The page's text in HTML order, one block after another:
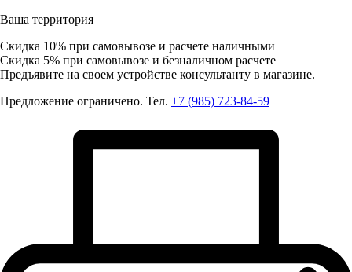
Ваша территория
Скидка 10% при самовывозе и расчете наличными
Скидка 5% при самовывозе и безналичном расчете
Предъявите на своем устройстве консультанту в магазине.
Предложение ограничено. Тел. +7 (985) 723-84-59